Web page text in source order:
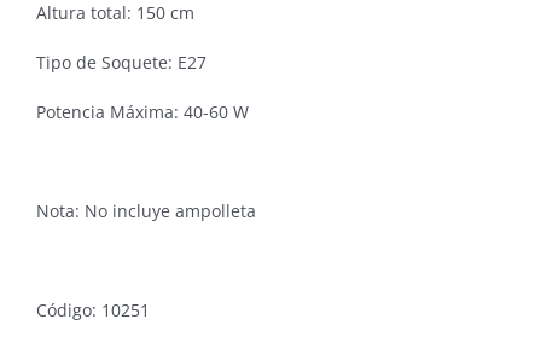
Altura total: 150 cm
Tipo de Soquete: E27
Potencia Máxima: 40-60 W
Nota: No incluye ampolleta
Código: 10251